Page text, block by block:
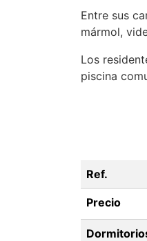
Entre sus
mármol,
Los
piscina
Ref.
Precio